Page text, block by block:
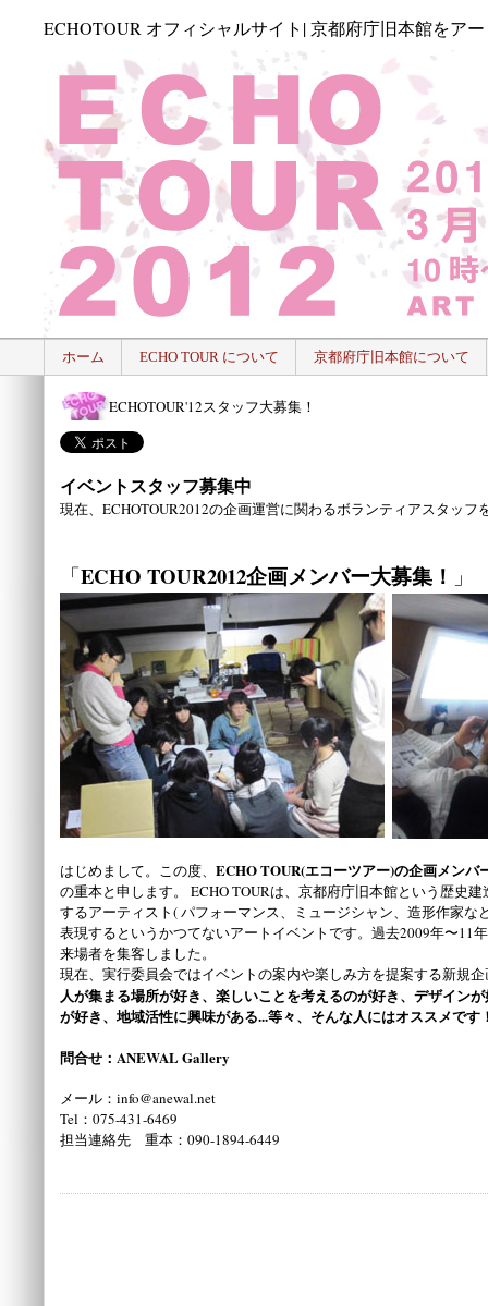
ECHOTOUR オフィシャルサイト| 京都府庁旧本館をア
ホーム ECHO TOUR について 京都府庁旧本館について
ECHOTOUR'12スタッフ大募集！
イベントスタッフ募集中
現在、ECHOTOUR2012の企画運営に関わるボランティアスタッフ
「ECHO TOUR2012企画メンバー大募集！ 」
はじめまして。この度、 ECHO TOUR(エコーツアー)の企画メンバ
の重本と申します。 ECHO TOURは、京都府庁旧本館という歴史
するアーティスト( パフォーマンス、ミュージシャン、造形作家な
表現するというかつてないアートイベントです。過去2009年〜11
来場者を集客しました。
現在、実行委員会ではイベントの案内や楽しみ方を提案する新規
人が集まる場所が好き、楽しいことを考えるのが好き、デザイン
が好き、地域活性に興味がある...等々、そんな人にはオススメです
問合せ：ANEWAL Gallery
メール：info@anewal.net
Tel：075-431-6469
担当連絡先 重本：090-1894-6449